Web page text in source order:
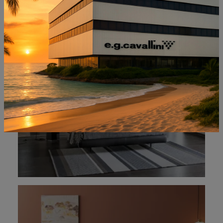
NON PERDERTI ANCHE:
BROOKLYN